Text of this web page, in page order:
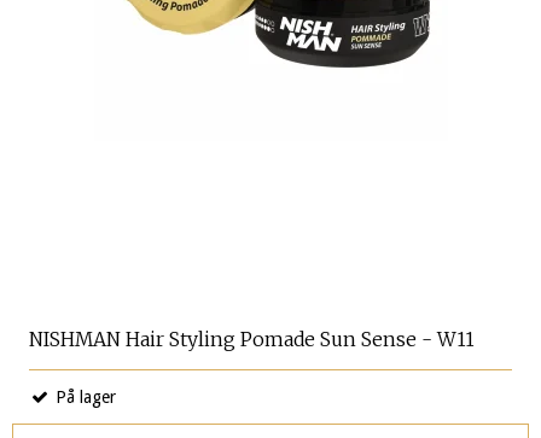
NISHMAN Hair Styling Pomade Sun Sense - W11
På lager